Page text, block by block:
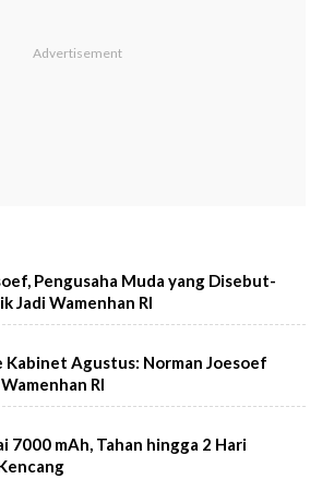
Pengusaha Muda yang Disebut-
Jadi Wamenhan RI
Kabinet Agustus: Norman Joesoef
RI
7000 mAh, Tahan hingga 2 Hari